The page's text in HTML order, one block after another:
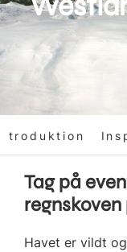
Tag på
Havet er vildt